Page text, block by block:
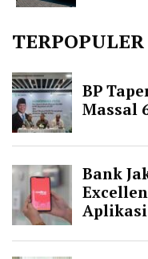
TERPOPULER